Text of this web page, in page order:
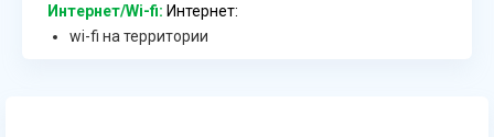
Интернет/Wi-fi: Интернет:
wi-fi на территории